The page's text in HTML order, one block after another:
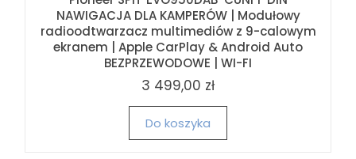
NAWIGACJA DLA KAMPERÓW | Modułowy
radioodtwarzacz multimediów z 9-calowym
ekranem | Apple CarPlay & Android Auto
BEZPRZEWODOWE | WI-FI
3 499,00 zł
Do koszyka